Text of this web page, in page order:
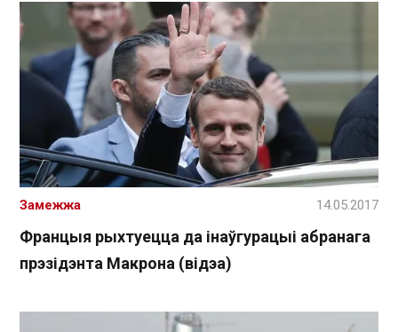
Францыя рыхтуецца да інаўгурацыі абранага
прэзідэнта Макрона (відэа)
Замежжа 14.05.2017